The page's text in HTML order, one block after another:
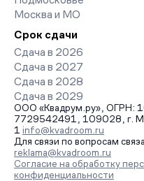
Москва и МО
Срок сдачи
Сдача в 2026
Сдача в 2027
Сдача в 2028
Сдача в 2029
ООО «Квадрум.ру», ОГРН:
7729542491, 109028, г.
1 info@kvadroom.ru
Для связи по вопросам
reklama@kvadroom.ru
Согласие на обработку
конфиденциальности